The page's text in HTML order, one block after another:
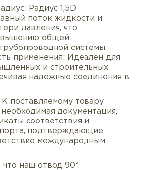
доставка Отзывы/
Радиус 1,5D
поток жидкости и
давления, что
общей
системы.
применения: Идеален для
и строительных
надежные соединения в
поставляемому товару
необходимая документация,
соответствия и
подтверждающие
международным
что наш отвод 90°